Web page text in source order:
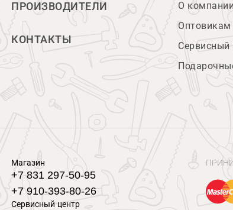
ПРОИЗВОДИТЕЛИ
КОНТАКТЫ
О компании
Оптовикам
Сервисный
Магазин
+7 831 297-50-95
+7 910-393-80-26
Сервисный центр